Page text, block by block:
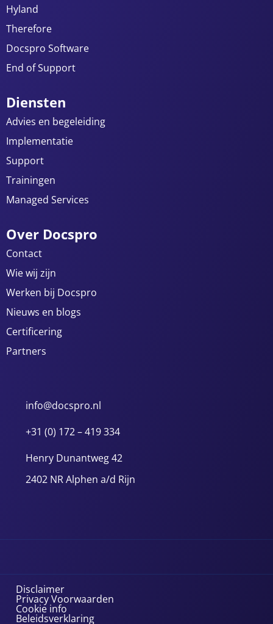
Hyland
Therefore
Docspro Software
End of Support
Diensten
Advies en begeleiding
Implementatie
Support
Trainingen
Managed Services
Over Docspro
Contact
Wie wij zijn
Werken bij Docspro
Nieuws en blogs
Certificering
Partners
info@docspro.nl
+31 (0) 172 – 419 334
Henry Dunantweg 42
2402 NR Alphen a/d Rijn
Disclaimer
Privacy Voorwaarden
Cookie info
Beleidsverklaring